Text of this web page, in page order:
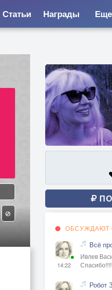
Статьи Награды Еще
ОБСУЖДАЮТ
14:22
Всё
Ивлев
Робот